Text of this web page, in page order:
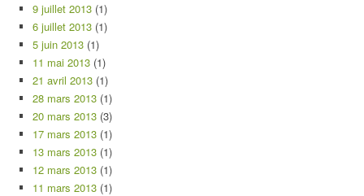
9 juillet 2013 (1)
6 juillet 2013 (1)
5 juin 2013 (1)
11 mai 2013 (1)
21 avril 2013 (1)
28 mars 2013 (1)
20 mars 2013 (3)
17 mars 2013 (1)
13 mars 2013 (1)
12 mars 2013 (1)
11 mars 2013 (1)